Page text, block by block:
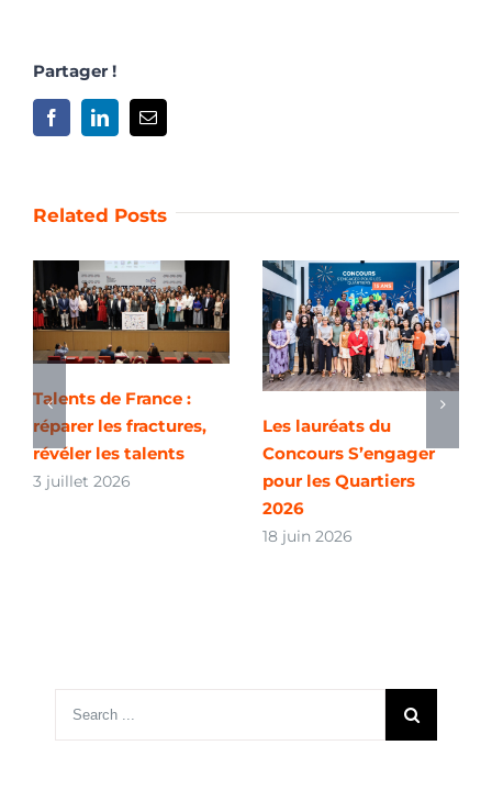
Partager !
FacebookLinkedInEmail
Related Posts
Talents de France :
réparer les fractures,
révéler les talents
3 juillet 2026
Les lauréats du
Concours S’engager
pour les Quartiers
2026
18 juin 2026
Search